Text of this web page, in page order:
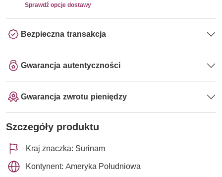
Sprawdź opcje dostawy
Bezpieczna transakcja
Gwarancja autentyczności
Gwarancja zwrotu pieniędzy
Szczegóły produktu
Kraj znaczka: Surinam
Kontynent: Ameryka Południowa